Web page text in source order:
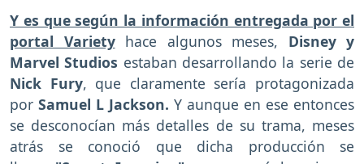
Y es que según la información entregada por el
portal Varietyhace algunos meses, Disney y
Marvel Studios estaban desarrollando la serie de
Nick Fury, que claramente sería protagonizada
por Samuel L Jackson. Y aunque en ese entonces
se desconocían más detalles de su trama, meses
atrás se conoció que dicha producción se